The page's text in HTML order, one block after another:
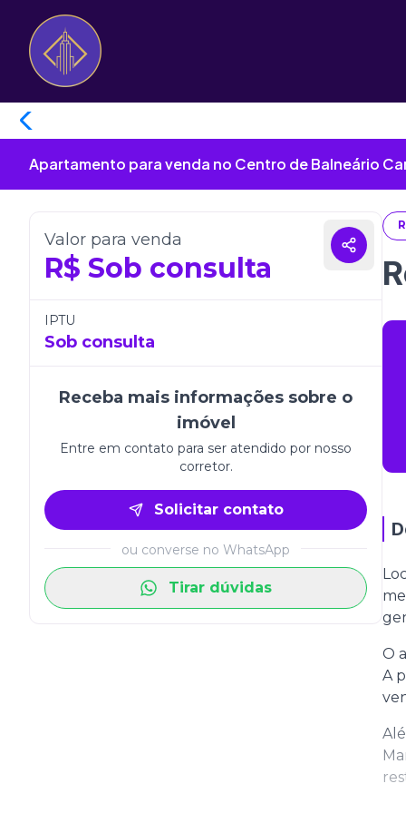
Apartamento para venda no Centro de Balneário
Valor para venda
R$ Sob consulta
IPTU
Sob consulta
Receba mais informações sobre o
imóvel
Entre em contato para ser atendido por nosso
corretor.
Solicitar contato
ou converse no WhatsApp
Tirar dúvidas
O
A